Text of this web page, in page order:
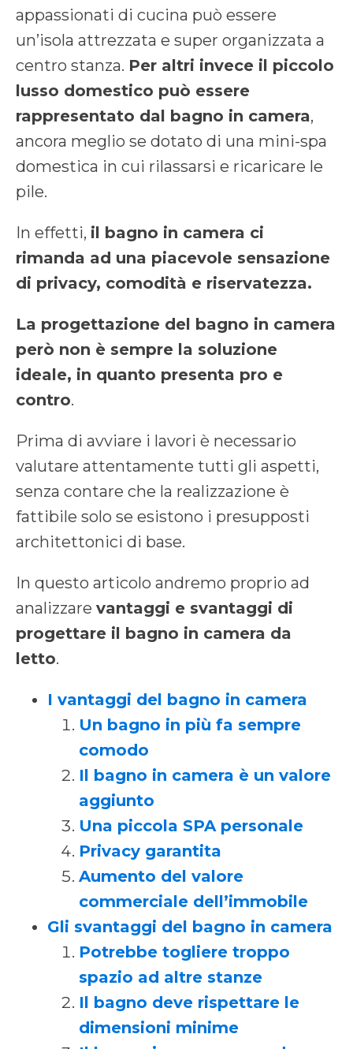
appassionati di cucina può essere
un’isola attrezzata e super organizzata a
centro stanza. Per altri invece il piccolo
lusso domestico può essere
rappresentato dal bagno in camera,
ancora meglio se dotato di una mini-spa
domestica in cui rilassarsi e ricaricare le
pile.
In effetti, il bagno in camera ci
rimanda ad una piacevole sensazione
di privacy, comodità e riservatezza.
La progettazione del bagno in camera
però non è sempre la soluzione
ideale, in quanto presenta pro e
contro.
Prima di avviare i lavori è necessario
valutare attentamente tutti gli aspetti,
senza contare che la realizzazione è
fattibile solo se esistono i presupposti
architettonici di base.
In questo articolo andremo proprio ad
analizzare vantaggi e svantaggi di
progettare il bagno in camera da
letto.
I vantaggi del bagno in camera
Un bagno in più fa sempre
comodo
Il bagno in camera è un valore
aggiunto
Una piccola SPA personale
Privacy garantita
Aumento del valore
commerciale dell’immobile
Gli svantaggi del bagno in camera
Potrebbe togliere troppo
spazio ad altre stanze
Il bagno deve rispettare le
dimensioni minime